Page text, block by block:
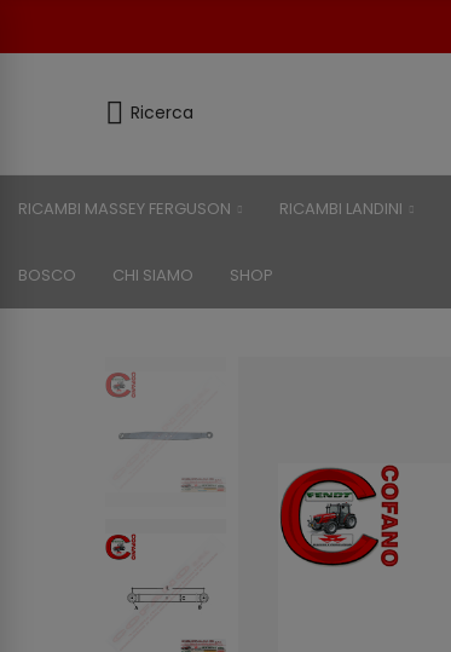
Ricerca
RICAMBI MASSEY FERGUSON RICAMBI LANDINI
BOSCO CHI SIAMO SHOP